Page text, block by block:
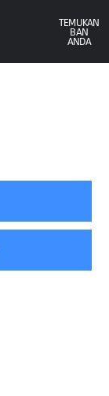
TEMUKAN
BAN
ANDA